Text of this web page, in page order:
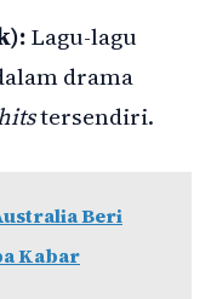
Lagu-lagu
drama
tersendiri.
Beri
Kabar